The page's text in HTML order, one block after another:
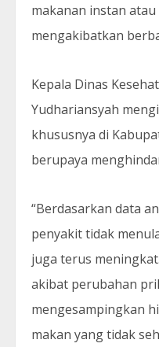
makanan instan atau
mengakibatkan
Kepala Dinas
Yudhariansyah
khususnya di
berupaya
“Berdasarkan data
penyakit tidak
juga terus
akibat perubahan
mengesampingkan
makan yang tidak